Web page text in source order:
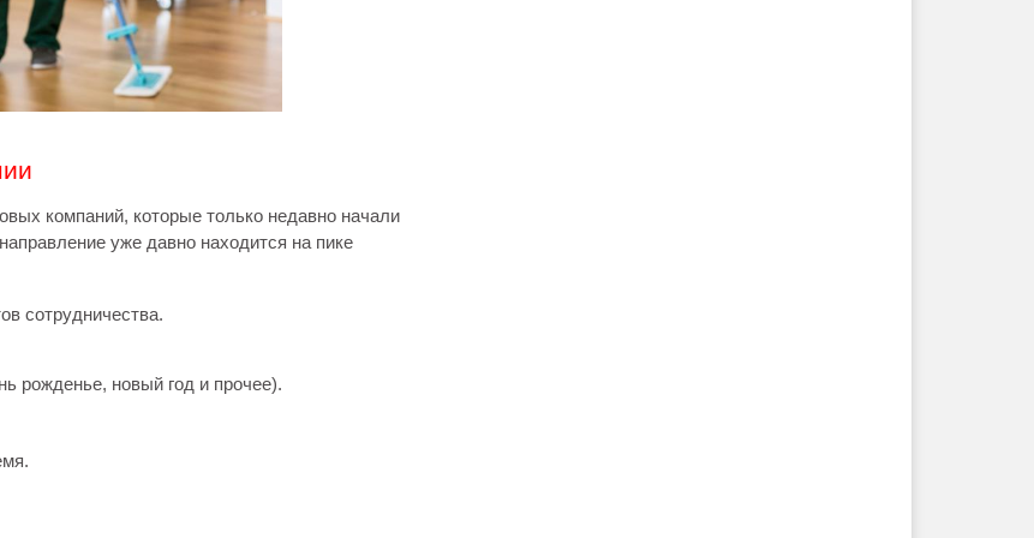
компаний, которые только недавно начали
уже давно находится на пике
сотрудничества.
рожденье, новый год и прочее).